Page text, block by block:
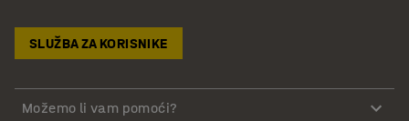
SLUŽBA ZA KORISNIKE
Možemo li vam pomoći?